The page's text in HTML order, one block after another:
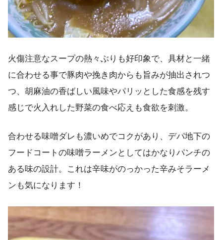
火傷注意なスープの熱々ぶりも好印象で、具材と一緒
に合わせる事で豚肉や挽き肉からも旨みが抽出されつ
つ、胡麻油の香ばしい風味やパリッとした食感を残す
感じで火入れした野菜の食べ応えも食欲を刺激。
合わせる味噌ダレも濃いめでコクがあり、デパ地下の
フードコートの味噌ラーメンとしてはかなりパンチの
ある味の設計。これは辛味がのっかった辛みそラーメ
ンも気になります！